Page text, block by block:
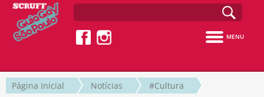
MENU
Página Inicial Notícias #Cultura